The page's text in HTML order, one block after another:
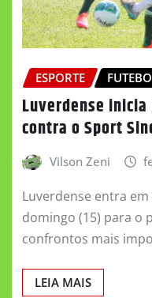
ESPORTE
Luverdense
contra o Sport
Vilson Zeni
Luverdense entra
domingo (15) para o
confrontos mais
LEIA MAIS